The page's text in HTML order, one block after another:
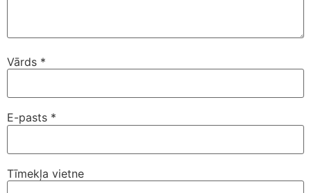
Vārds *
E-pasts *
Tīmekļa vietne